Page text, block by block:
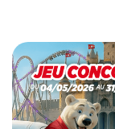
Opération
spéciale
Mai
-
Décembre